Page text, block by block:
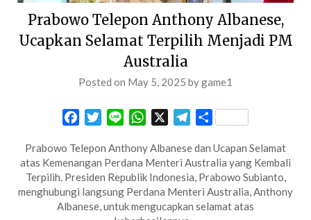
Prabowo Telepon Anthony Albanese,
Ucapkan Selamat Terpilih Menjadi PM
Australia
Posted on May 5, 2025 bygame1
FacebookTwitterLine WhatsApp Telegram
Share
Prabowo Telepon Anthony Albanese dan Ucapan Selamat
atas Kemenangan Perdana Menteri Australia yang Kembali
Terpilih. Presiden Republik Indonesia, Prabowo Subianto,
menghubungi langsung Perdana Menteri Australia, Anthony
Albanese, untuk mengucapkan selamat atas